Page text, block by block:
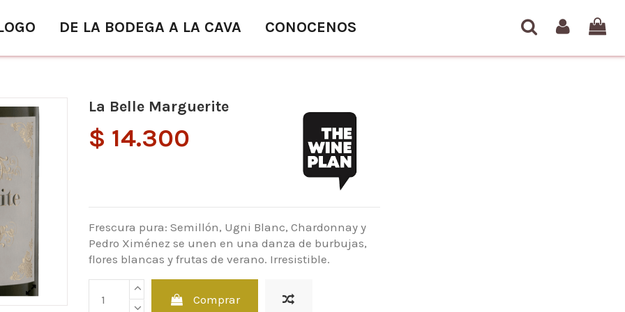
DE LA BODEGA A LA CAVA CONOCENOS
La Belle Marguerite
$ 14.300
Frescura pura: Semillón, Ugni Blanc, Chardonnay y
Pedro Ximénez se unen en una danza de burbujas,
flores blancas y frutas de verano. Irresistible.
Comprar